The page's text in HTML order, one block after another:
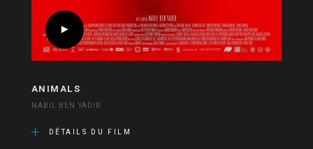
ANIMALS
NABIL BEN YADIR
DÉTAILS DU FILM